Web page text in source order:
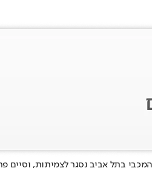
בתל אביב נסגר לצמיתות,